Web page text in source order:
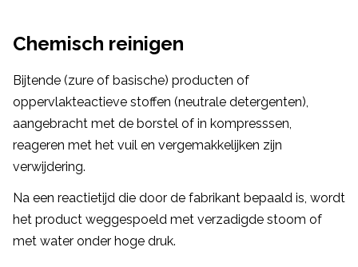
Chemisch reinigen
Bijtende (zure of basische) producten of
oppervlakteactieve stoffen (neutrale detergenten),
aangebracht met de borstel of in kompresssen,
reageren met het vuil en vergemakkelijken zijn
verwijdering.
Na een reactietijd die door de fabrikant bepaald is, wordt
het product weggespoeld met verzadigde stoom of
met water onder hoge druk.